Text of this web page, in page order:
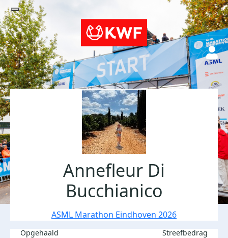
Annefleur Di
Bucchianico
ASML Marathon Eindhoven 2026
Opgehaald Streefbedrag